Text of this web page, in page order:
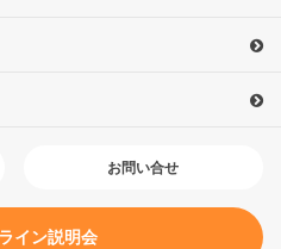
お問い合せ
イン説明会